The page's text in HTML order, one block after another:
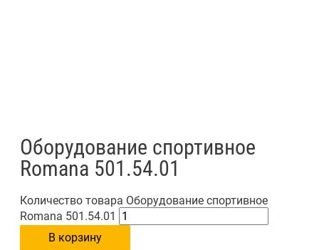
Оборудование спортивное
Romana 501.54.01
Количество товара Оборудование спортивное
Romana 501.54.01
В корзину